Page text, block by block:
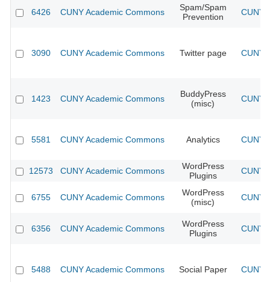
6426 CUNY Academic Commons
Spam/Spam
Prevention
CUNY
3090 CUNY Academic Commons Twitter page CUNY
1423 CUNY Academic Commons
BuddyPress
(misc)
CUNY
5581 CUNY Academic Commons Analytics CUNY
12573 CUNY Academic Commons
WordPress
Plugins
CUNY
6755 CUNY Academic Commons
WordPress
(misc)
CUNY
6356 CUNY Academic Commons
WordPress
Plugins
CUNY
5488 CUNY Academic Commons Social Paper CUNY